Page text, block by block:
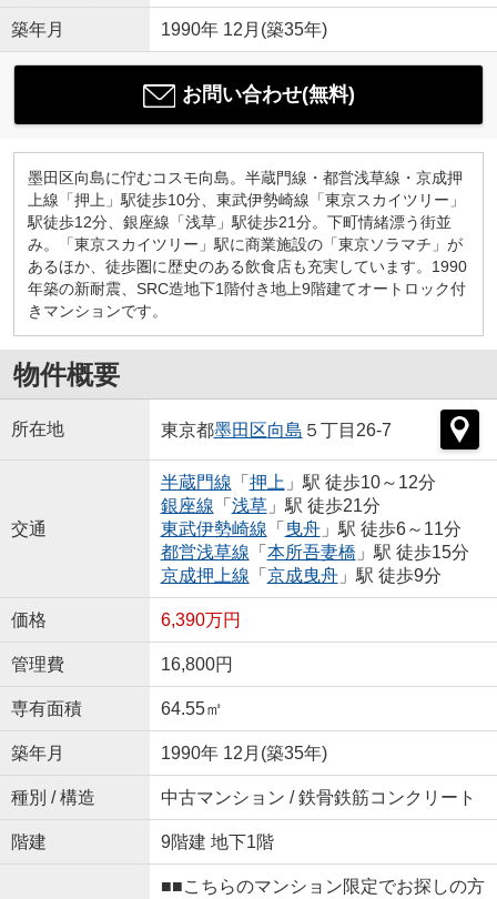
築年月 1990年 12月(築35年)
お問い合わせ(無料)
墨田区向島に佇むコスモ向島。半蔵門線・都営浅草線・京成押
上線「押上」駅徒歩10分、東武伊勢崎線「東京スカイツリー」
駅徒歩12分、銀座線「浅草」駅徒歩21分。下町情緒漂う街並
み。「東京スカイツリー」駅に商業施設の「東京ソラマチ」が
あるほか、徒歩圏に歴史のある飲食店も充実しています。1990
年築の新耐震、SRC造地下1階付き地上9階建てオートロック付
きマンションです。
物件概要
所在地 東京都墨田区向島 ５丁目26-7
交通
半蔵門線 「 押上 」駅 徒歩10～12分
銀座線 「 浅草」駅 徒歩21分
東武伊勢崎線 「 曳舟」駅 徒歩6～11分
都営浅草線 「 本所吾妻橋 」駅 徒歩15分
京成押上線 「 京成曳舟」駅 徒歩9分
価格 6,390万円
管理費 16,800円
専有面積 64.55㎡
築年月 1990年 12月(築35年)
種別 / 構造 中古マンション / 鉄骨鉄筋コンクリート
階建 9階建 地下1階
■■こちらのマンション限定でお探しの方